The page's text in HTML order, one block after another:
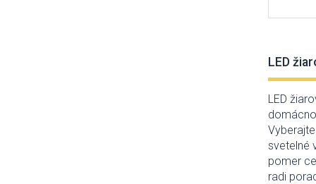
LED
LED
svetelné
pomer
radi